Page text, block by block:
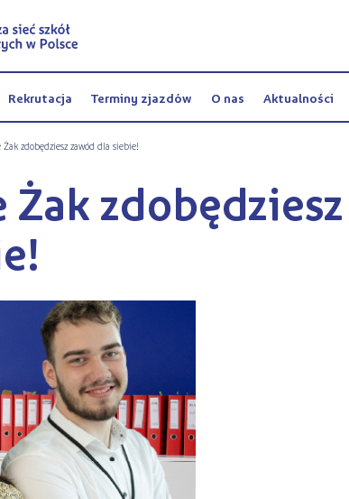
Rekrutacja Terminy zjazdów O nas Aktualności
Żak zdobędziesz zawód dla siebie!
Żak